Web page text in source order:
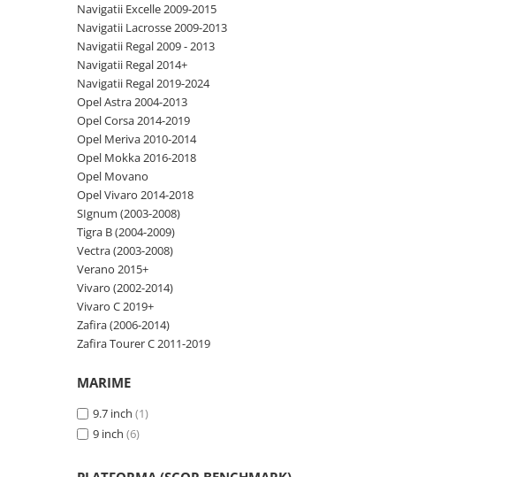
Navigatii Excelle 2009-2015
Navigatii Lacrosse 2009-2013
Navigatii Regal 2009 - 2013
Navigatii Regal 2014+
Navigatii Regal 2019-2024
Opel Astra 2004-2013
Opel Corsa 2014-2019
Opel Meriva 2010-2014
Opel Mokka 2016-2018
Opel Movano
Opel Vivaro 2014-2018
SIgnum (2003-2008)
Tigra B (2004-2009)
Vectra (2003-2008)
Verano 2015+
Vivaro (2002-2014)
Vivaro C 2019+
Zafira (2006-2014)
Zafira Tourer C 2011-2019
MARIME
9.7 inch (1)
9 inch (6)